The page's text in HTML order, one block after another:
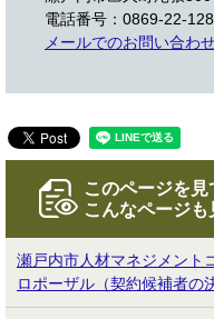
電話番号：0869-22-
メールでのお問い合わ
このページを見
こんなページ
瀬戸内市人材マネジメント
ロポーザル（契約候補者の